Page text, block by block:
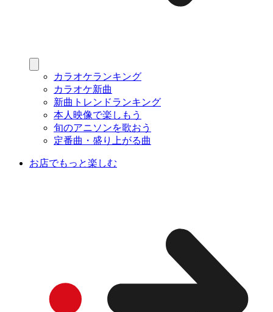
カラオケランキング
カラオケ新曲
新曲トレンドランキング
本人映像で楽しもう
旬のアニソンを歌おう
定番曲・盛り上がる曲
お店でもっと楽しむ